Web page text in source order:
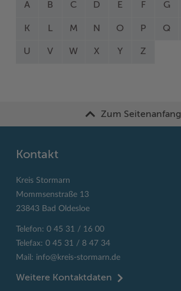
A B C D E F G
K L M N O P Q
U V W X Y Z
Zum Seitenanfang
Kontakt
Kreis Stormarn
Mommsenstraße 13
23843 Bad Oldesloe
Telefon: 0 45 31 / 16 00
Telefax: 0 45 31 / 8 47 34
Mail: info@kreis-stormarn.de
Weitere Kontaktdaten